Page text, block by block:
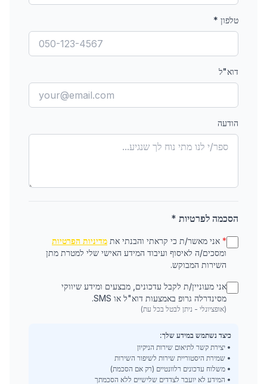
טלפון *
דוא"ל
הודעה
הסכמה לפרטיות *
* אני מאשר/ת כי קראתי והבנתי את מדיניות הפרטיות
ומסכים/ה לאיסוף ועיבוד המידע האישי שלי למטרת מתן
השירות המבוקש.
אני מעוניין/ת לקבל עדכונים, מבצעים ומידע שיווקי
מסינדרלה גרופ באמצעות דוא"ל או SMS.
(אופציונלי - ניתן לבטל בכל עת)
כיצד נשתמש במידע שלך:
• יצירת קשר לתיאום שירות הניקיון
• שמירת היסטוריית שירות לשיפור השירות
• משלוח עדכונים רלוונטיים (רק אם הסכמת)
• המידע לא יועבר לצדדים שלישיים ללא הסכמתך